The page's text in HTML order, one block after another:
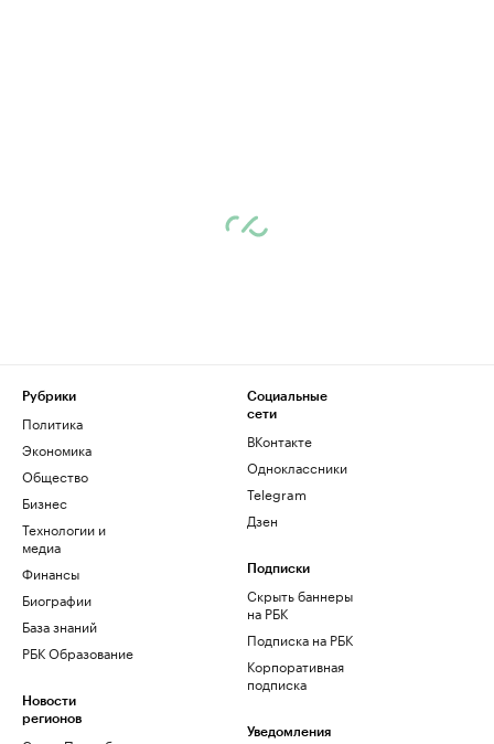
Рубрики
Политика
Экономика
Общество
Бизнес
Технологии и
медиа
Финансы
Биографии
База знаний
РБК Образование
Новости
регионов
Социальные
сети
ВКонтакте
Одноклассники
Telegram
Дзен
Подписки
Скрыть баннеры
на РБК
Подписка на РБК
Корпоративная
подписка
Уведомления